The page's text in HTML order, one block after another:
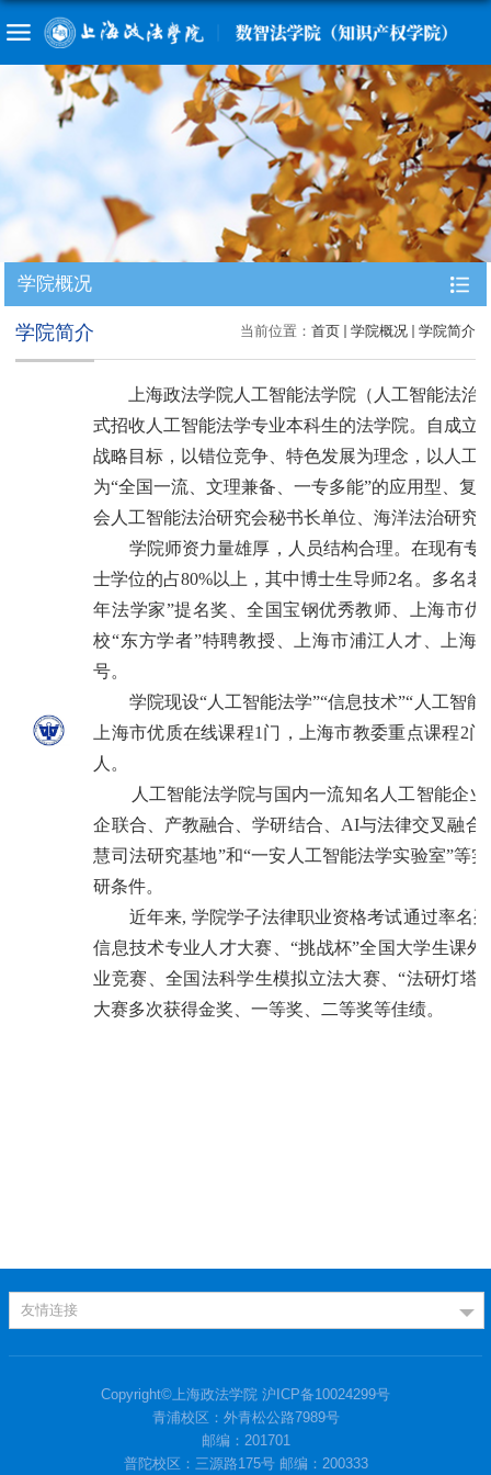
学院概况
当前位置： 首页 学院概况 学院简介
学院简介
上海政法学院人工智能法学院（人工智能法治
式招收人工智能法学专业本科生的法学院。自成立
战略目标，以错位竞争、特色发展为理念，以人工
为“全国一流、文理兼备、一专多能”的应用型、复
会人工智能法治研究会秘书长单位、海洋法治研究
学院师资力量雄厚，人员结构合理。在现有专
士学位的占80%以上，其中博士生导师2名。多名老
年法学家”提名奖、全国宝钢优秀教师、上海市
校“东方学者”特聘教授、上海市浦江人才、上海
号。
学院现设“人工智能法学”“信息技术”“人工智能”
上海市优质在线课程1 门，上海市教委重点课程2门
人。
人工智能法学院与国内一流知名人工智能企业
企联合、产教融合、学研结合、 AI与法律交叉融合
慧司法研究基地”和“一安人工智能法学实验室”等
研条件。
近年来, 学院学子法律职业资格考试通过率名
信息技术专业人才大赛、“挑战杯”全国大学生课
业竞赛、全国法科学生模拟立法大赛、“法研灯塔
大赛多次获得金奖、一等奖、二等奖等佳绩。
友情连接
Copyright©上海政法学院 沪ICP备10024299号
青浦校区：外青松公路7989号
邮编：201701
普陀校区：三源路175号 邮编：200333